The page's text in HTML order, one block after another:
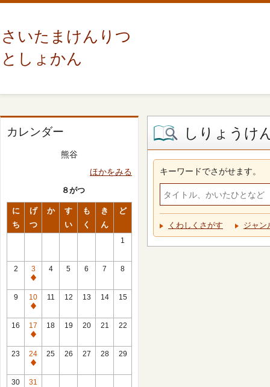
さいたまけんりつ
としょかん
カレンダー
熊谷
ほかをみる
８がつ
に
ち
げ
つ
か
す
い
も
く
き
ん
ど
1
2
3
休
館
日
4 5 6 7 8
9
10
休
館
日
11 12 13 14 15
16
17
休
館
日
18 19 20 21 22
23
24
休
館
25 26 27 28 29
30
31
しりょうけ
キーワードでさがせます。
くわしくさがす ジャン